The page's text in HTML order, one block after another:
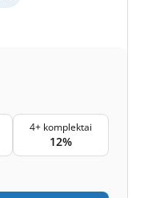
4+ komplektai
12%